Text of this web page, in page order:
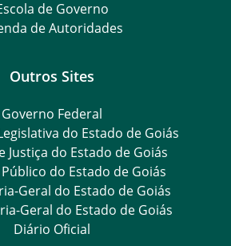
de Governo
de Autoridades
Outros Sites
Governo Federal
do Estado de Goiás
Justiça do Estado de Goiás
do Estado de Goiás
Geral do Estado de Goiás
Geral do Estado de Goiás
Diário Oficial